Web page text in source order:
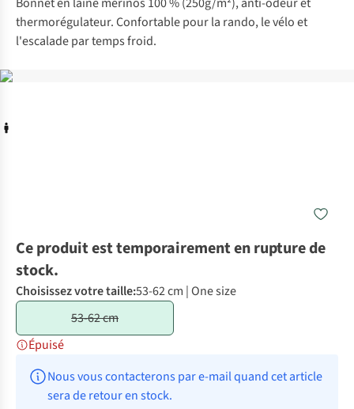
thermorégulateur. Confortable pour la rando, le vélo et
l'escalade par temps froid.
Ce produit est temporairement en rupture de
stock.
Choisissez votre taille:53-62 cm | One size
53-62 cm
Épuisé
Nous vous contacterons par e-mail quand cet article
sera de retour en stock.